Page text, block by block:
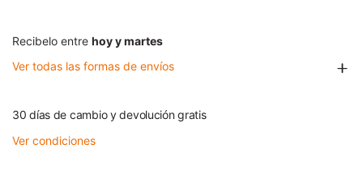
Recibelo entre hoy y martes
Ver todas las formas de envíos
30 días de cambio y devolución gratis
Ver condiciones